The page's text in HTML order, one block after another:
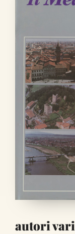
autori vari